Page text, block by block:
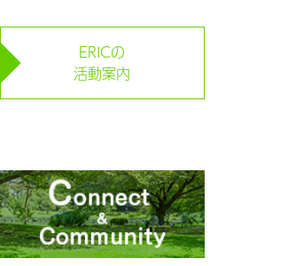
ERICの
活動案内